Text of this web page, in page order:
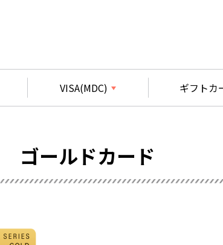
VISA(MDC) ギフトカ
ゴールドカード